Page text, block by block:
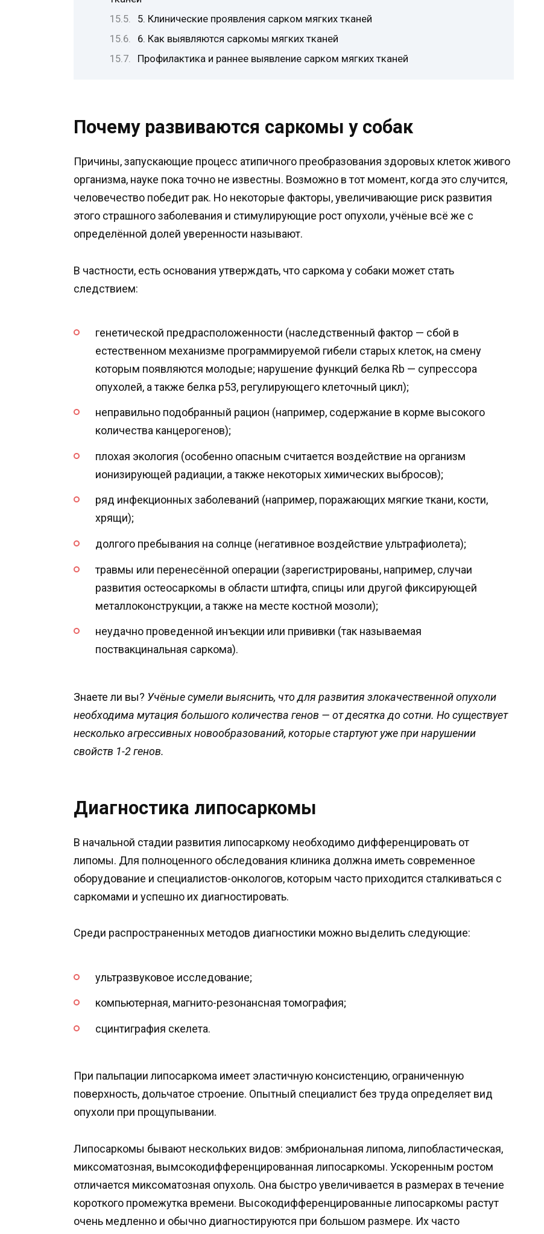
5. Клинические проявления сарком мягких тканей
6. Как выявляются саркомы мягких тканей
Профилактика и раннее выявление сарком мягких тканей
Почему развиваются саркомы у собак
Причины, запускающие процесс атипичного преобразования здоровых клеток живого
организма, науке пока точно не известны. Возможно в тот момент, когда это случится,
человечество победит рак. Но некоторые факторы, увеличивающие риск развития
этого страшного заболевания и стимулирующие рост опухоли, учёные всё же с
определённой долей уверенности называют.
В частности, есть основания утверждать, что саркома у собаки может стать
следствием:
генетической предрасположенности (наследственный фактор — сбой в
естественном механизме программируемой гибели старых клеток, на смену
которым появляются молодые; нарушение функций белка Rb — супрессора
опухолей, а также белка p53, регулирующего клеточный цикл);
неправильно подобранный рацион (например, содержание в корме высокого
количества канцерогенов);
плохая экология (особенно опасным считается воздействие на организм
ионизирующей радиации, а также некоторых химических выбросов);
ряд инфекционных заболеваний (например, поражающих мягкие ткани, кости,
хрящи);
долгого пребывания на солнце (негативное воздействие ультрафиолета);
травмы или перенесённой операции (зарегистрированы, например, случаи
развития остеосаркомы в области штифта, спицы или другой фиксирующей
металлоконструкции, а также на месте костной мозоли);
неудачно проведенной инъекции или прививки (так называемая
поствакцинальная саркома).
Знаете ли вы? Учёные сумели выяснить, что для развития злокачественной опухоли
необходима мутация большого количества генов — от десятка до сотни. Но существует
несколько агрессивных новообразований, которые стартуют уже при нарушении
свойств 1-2 генов.
Диагностика липосаркомы
В начальной стадии развития липосаркому необходимо дифференцировать от
липомы. Для полноценного обследования клиника должна иметь современное
оборудование и специалистов-онкологов, которым часто приходится сталкиваться с
саркомами и успешно их диагностировать.
Среди распространенных методов диагностики можно выделить следующие:
ультразвуковое исследование;
компьютерная, магнито-резонансная томография;
сцинтиграфия скелета.
При пальпации липосаркома имеет эластичную консистенцию, ограниченную
поверхность, дольчатое строение. Опытный специалист без труда определяет вид
опухоли при прощупывании.
Липосаркомы бывают нескольких видов: эмбриональная липома, липобластическая,
миксоматозная, вымсокодифференцированная липосаркомы. Ускоренным ростом
отличается миксоматозная опухоль. Она быстро увеличивается в размерах в течение
короткого промежутка времени. Высокодифференцированные липосаркомы растут
очень медленно и обычно диагностируются при большом размере. Их часто